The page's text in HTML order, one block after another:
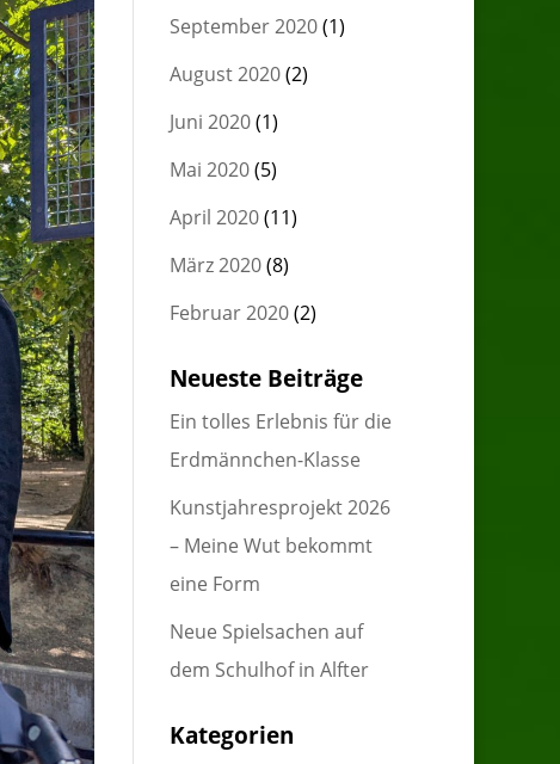
September 2020(1)
August 2020(2)
Juni 2020(1)
Mai 2020(5)
April 2020(11)
März 2020(8)
Februar 2020(2)
Neueste Beiträge
Ein tolles Erlebnis für die
Erdmännchen-Klasse
Kunstjahresprojekt 2026
– Meine Wut bekommt
eine Form
Neue Spielsachen auf
dem Schulhof in Alfter
Kategorien